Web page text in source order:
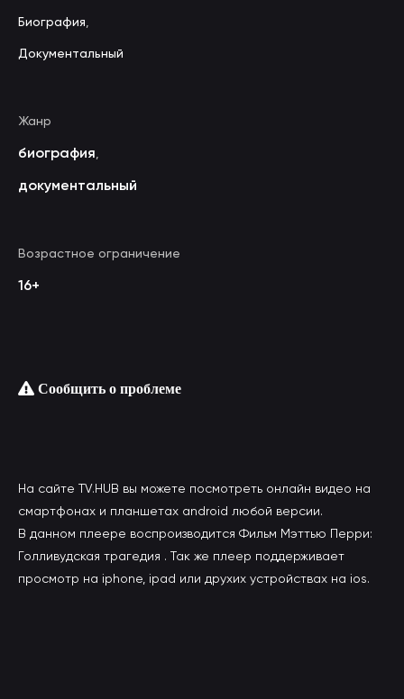
Биография
Документальный
Жанр
биография
документальный
Возрастное ограничение
16+
Сообщить о проблеме
На сайте TV.HUB вы можете посмотреть онлайн видео на
смартфонах и планшетах android любой версии.
В данном плеере воспроизводится Фильм Мэттью Перри:
Голливудская трагедия . Так же плеер поддерживает
просмотр на iphone, ipad или друхих устройствах на ios.